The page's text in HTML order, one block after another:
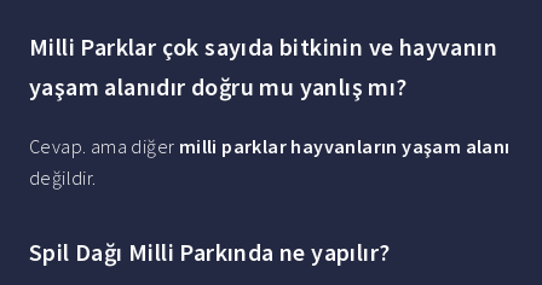
Milli Parklar çok sayıda bitkinin ve hayvanın
yaşam alanıdır doğru mu yanlış mı?
Cevap. ama diğer milli parklar hayvanların yaşam alanı
değildir.
Spil Dağı Milli Parkında ne yapılır?